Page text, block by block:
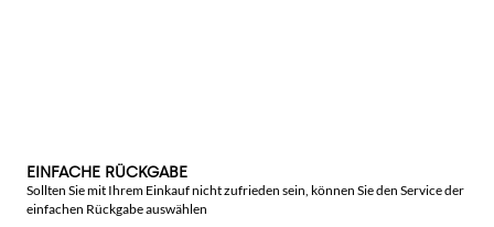
EINFACHE RÜCKGABE
Sollten Sie mit Ihrem Einkauf nicht zufrieden sein, können Sie den Service der
einfachen Rückgabe auswählen